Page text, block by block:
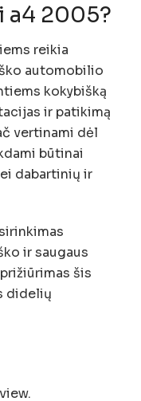
a4 2005?
reikia
automobilio
kokybišką
ir patikimą
vertinami dėl
būtinai
dabartinių ir
ir saugaus
šis
didelių